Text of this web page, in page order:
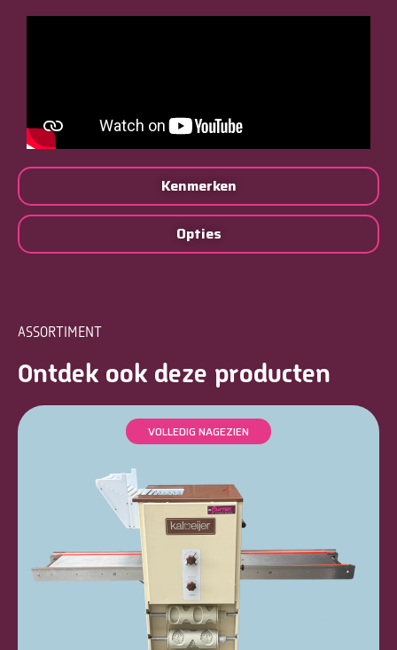
Kenmerken
Opties
ASSORTIMENT
Ontdek ook deze producten
VOLLEDIG NAGEZIEN